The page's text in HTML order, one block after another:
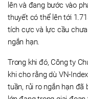
lên và đang bước vào
thuyết có thể lên tới
tích cực và lực cầu
ngắn hạn.
Trong khi đó, Công ty
khi cho rằng dù VN-
tuần, rủi ro ngắn hạn đã